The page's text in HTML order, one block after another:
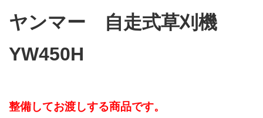
ヤンマー 自走式草刈機
YW450H
整備してお渡しする商品です。